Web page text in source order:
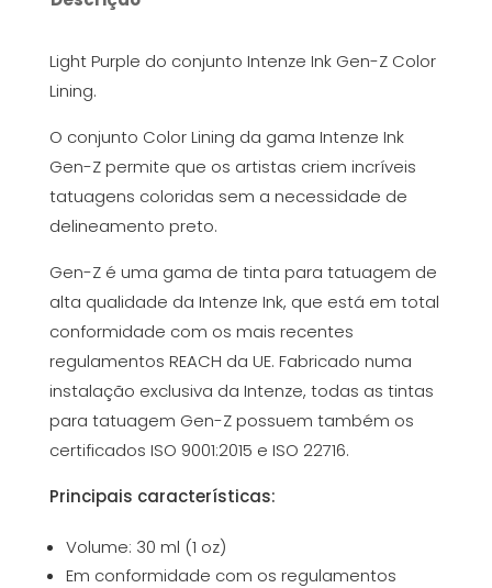
Light Purple do conjunto Intenze Ink Gen-Z Color
Lining.
O conjunto Color Lining da gama Intenze Ink
Gen-Z permite que os artistas criem incríveis
tatuagens coloridas sem a necessidade de
delineamento preto.
Gen-Z é uma gama de tinta para tatuagem de
alta qualidade da Intenze Ink, que está em total
conformidade com os mais recentes
regulamentos REACH da UE. Fabricado numa
instalação exclusiva da Intenze, todas as tintas
para tatuagem Gen-Z possuem também os
certificados ISO 9001:2015 e ISO 22716.
Principais características:
Volume: 30 ml (1 oz)
Em conformidade com os regulamentos